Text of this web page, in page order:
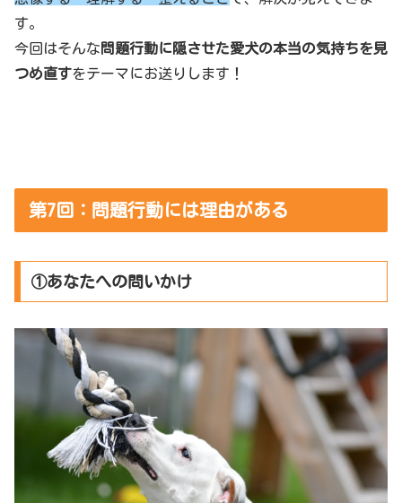
す。
今回はそんな問題行動に隠させた愛犬の本当の気持ちを見
つめ直すをテーマにお送りします！
第7回：問題行動には理由がある
①あなたへの問いかけ